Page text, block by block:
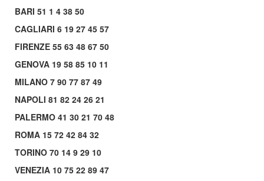
BARI 51 1 4 38 50
CAGLIARI 6 19 27 45 57
FIRENZE 55 63 48 67 50
GENOVA 19 58 85 10 11
MILANO 7 90 77 87 49
NAPOLI 81 82 24 26 21
PALERMO 41 30 21 70 48
ROMA 15 72 42 84 32
TORINO 70 14 9 29 10
VENEZIA 10 75 22 89 47